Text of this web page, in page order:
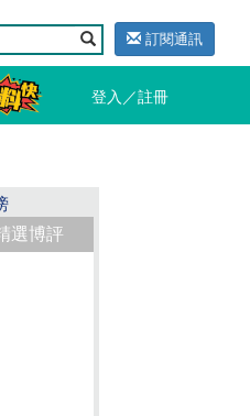
訂閱通訊
登入／註冊
選博評